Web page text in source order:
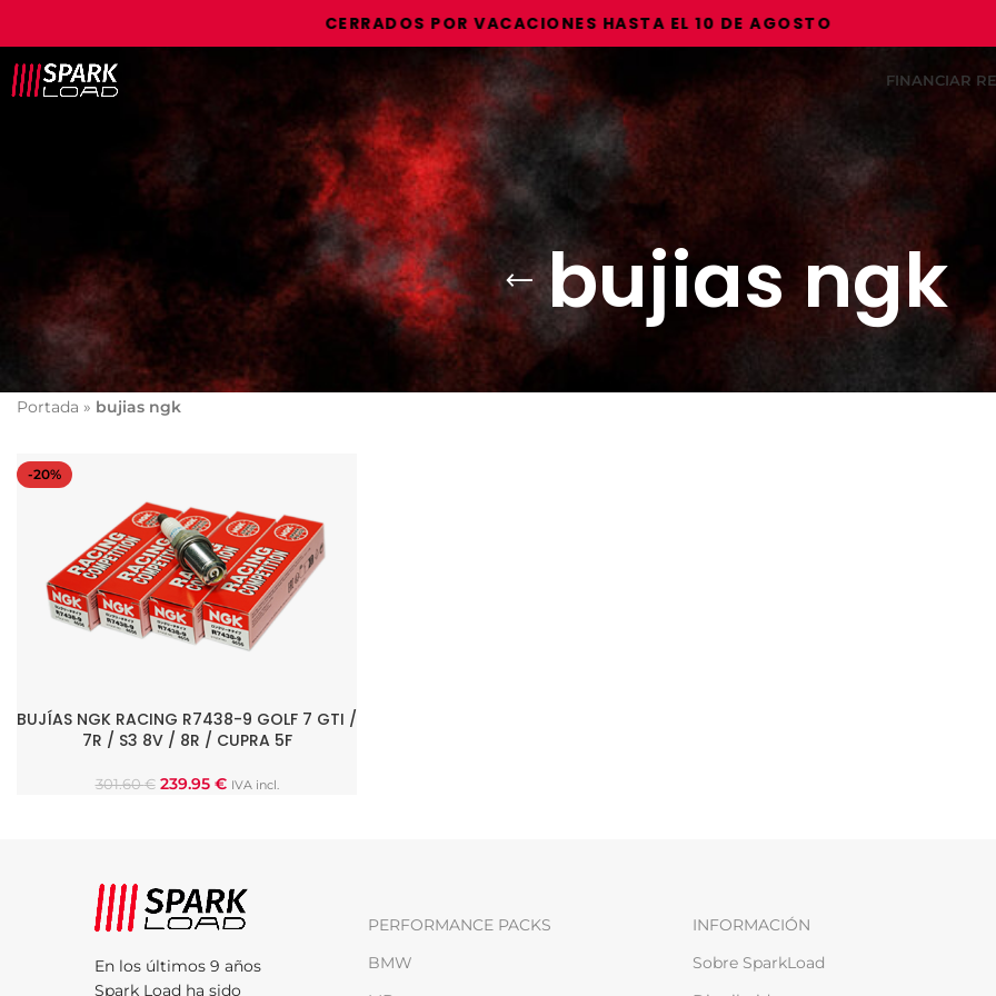
CERRADOS POR VACACIONES HASTA EL 10 DE AGOSTO
FINANCIAR
bujias ngk
Portada » bujias ngk
-20%
AÑADIR AL CARRITO
BUJÍAS NGK RACING R7438-9 GOLF 7 GTI /
7R / S3 8V / 8R / CUPRA 5F
301.60€ 239.95 € IVA incl.
En los últimos 9 años
Spark Load ha sido
PERFORMANCE PACKS
BMW
INFORMACIÓN
Sobre SparkLoad